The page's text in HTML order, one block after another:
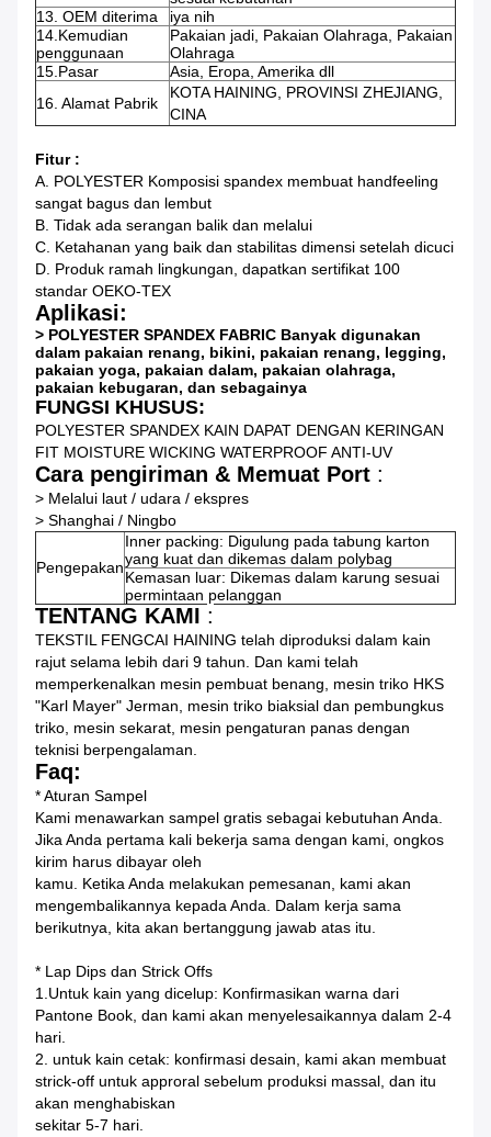
13. OEM diterima
iya nih
14.Kemudian
penggunaan
Pakaian jadi, Pakaian Olahraga, Pakaian
Olahraga
15.Pasar
Asia, Eropa, Amerika dll
16. Alamat Pabrik
KOTA HAINING, PROVINSI ZHEJIANG,
CINA
Fitur :
A. POLYESTER Komposisi spandex membuat handfeeling
sangat bagus dan lembut
B. Tidak ada serangan balik dan melalui
C. Ketahanan yang baik dan stabilitas dimensi setelah dicuci
D. Produk ramah lingkungan, dapatkan sertifikat 100
standar OEKO-TEX
Aplikasi:
> POLYESTER SPANDEX FABRIC Banyak digunakan
dalam pakaian renang, bikini, pakaian renang, legging,
pakaian yoga, pakaian dalam, pakaian olahraga,
pakaian kebugaran, dan sebagainya
FUNGSI KHUSUS:
POLYESTER SPANDEX KAIN DAPAT DENGAN KERINGAN
FIT MOISTURE WICKING WATERPROOF ANTI-UV
Cara pengiriman & Memuat Port :
> Melalui laut / udara / ekspres
> Shanghai / Ningbo
Pengepakan
Inner packing: Digulung pada tabung karton
yang kuat dan dikemas dalam polybag
Kemasan luar: Dikemas dalam karung sesuai
permintaan pelanggan
TENTANG KAMI :
TEKSTIL FENGCAI HAINING telah diproduksi dalam kain
rajut selama lebih dari 9 tahun. Dan kami telah
memperkenalkan mesin pembuat benang, mesin triko HKS
"Karl Mayer" Jerman, mesin triko biaksial dan pembungkus
triko, mesin sekarat, mesin pengaturan panas dengan
teknisi berpengalaman.
Faq:
* Aturan Sampel
Kami menawarkan sampel gratis sebagai kebutuhan Anda.
Jika Anda pertama kali bekerja sama dengan kami, ongkos
kirim harus dibayar oleh
kamu. Ketika Anda melakukan pemesanan, kami akan
mengembalikannya kepada Anda. Dalam kerja sama
berikutnya, kita akan bertanggung jawab atas itu.
* Lap Dips dan Strick Offs
1.Untuk kain yang dicelup: Konfirmasikan warna dari
Pantone Book, dan kami akan menyelesaikannya dalam 2-4
hari.
2. untuk kain cetak: konfirmasi desain, kami akan membuat
strick-off untuk approral sebelum produksi massal, dan itu
akan menghabiskan
sekitar 5-7 hari.